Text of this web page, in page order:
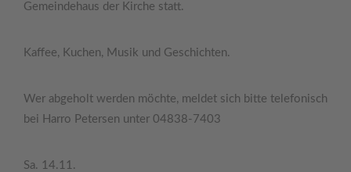
Gemeindehaus der Kirche statt.
Kaffee, Kuchen, Musik und Geschichten.
Wer abgeholt werden möchte, meldet sich bitte telefonisch
bei Harro Petersen unter 04838-7403
Sa. 14.11.